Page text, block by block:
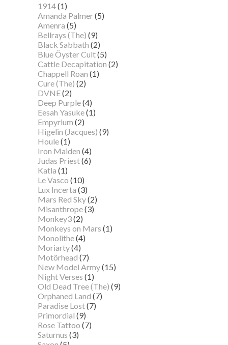
1914(1)
Amanda Palmer(5)
Amenra (5)
Bellrays (The) (9)
Black Sabbath (2)
Blue Öyster Cult(5)
Cattle Decapitation (2)
Chappell Roan (1)
Cure (The) (2)
DVNE(2)
Deep Purple(4)
Eesah Yasuke(1)
Empyrium (2)
Higelin (Jacques) (9)
Houle(1)
Iron Maiden (4)
Judas Priest(6)
Katla (1)
Le Vasco (10)
Lux Incerta (3)
Mars Red Sky(2)
Misanthrope(3)
Monkey3(2)
Monkeys on Mars (1)
Monolithe(4)
Moriarty(4)
Motörhead (7)
New Model Army(15)
Night Verses (1)
Old Dead Tree (The) (9)
Orphaned Land (7)
Paradise Lost(7)
Primordial (9)
Rose Tattoo (7)
Saturnus (3)